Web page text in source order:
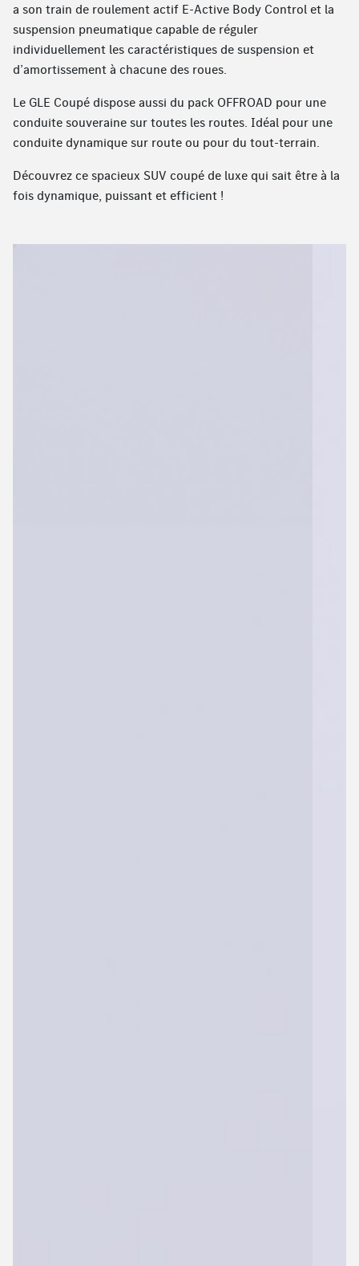
a son train de roulement actif E-Active Body Control et la
suspension pneumatique capable de réguler
individuellement les caractéristiques de suspension et
d’amortissement à chacune des roues.
Le GLE Coupé dispose aussi du pack OFFROAD pour une
conduite souveraine sur toutes les routes. Idéal pour une
conduite dynamique sur route ou pour du tout-terrain.
Découvrez ce spacieux SUV coupé de luxe qui sait être à la
fois dynamique, puissant et efficient !